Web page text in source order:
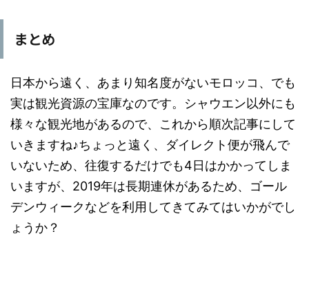
まとめ
日本から遠く、あまり知名度がないモロッコ、でも
実は観光資源の宝庫なのです。シャウエン以外にも
様々な観光地があるので、これから順次記事にして
いきますね♪ちょっと遠く、ダイレクト便が飛んで
いないため、往復するだけでも4日はかかってしま
いますが、2019年は長期連休があるため、ゴール
デンウィークなどを利用してきてみてはいかがでし
ょうか？